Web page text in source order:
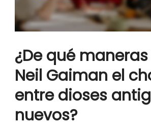
¿De qué
Neil Gaiman el
entre dioses
nuevos?